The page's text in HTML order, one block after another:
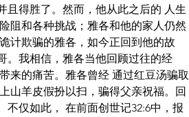
且得胜了。然而，他从此之后的 人生
阻和各种挑战；雅各和他的家人仍然
计欺骗的雅各，如今正回到他的故
。我相信，雅各当他回顾过往的经
来的痛苦。雅各曾经 通过红豆汤骗取
山羊皮假扮以扫，骗得父亲祝福。回
仅如此， 在前面创世记32:6中，报